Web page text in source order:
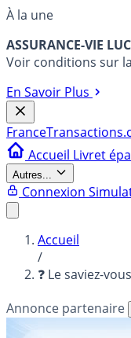
À la une
ASSURANCE-VIE
Voir conditions sur
En Savoir Plus
France
Accueil Livret
Autres...
Connexion
Accueil
/
❓ Le saviez-
Annonce partenaire